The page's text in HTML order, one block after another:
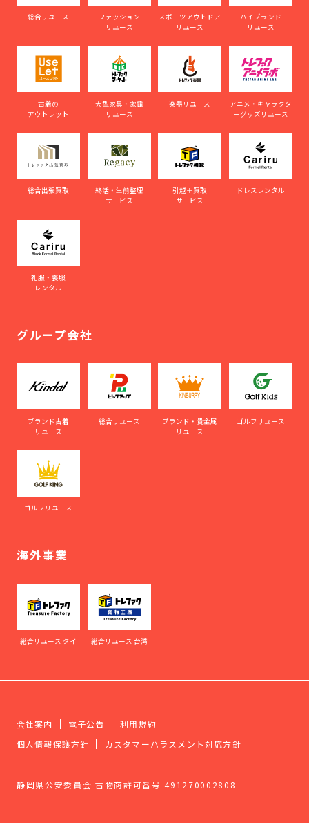
総合リユース
ファッション
リユース
スポーツアウトドア
リユース
ハイブランド
リユース
古着の
アウトレット
大型家具・家電
リユース
楽器リユース
アニメ・キャラクタ
ーグッズリユース
総合出張買取
終活・生前整理
サービス
引越＋買取
サービス
ドレスレンタル
礼服・喪服
レンタル
グループ会社
ブランド古着
リユース
総合リユース
ブランド・貴金属
リユース
ゴルフリユース
ゴルフリユース
海外事業
総合リユース タイ 総合リユース 台湾
会社案内 電子公告
利用規約
個人情報保護方針
カスタマーハラスメント対応方針
静岡県公安委員会 古物商許可番号 491270002808